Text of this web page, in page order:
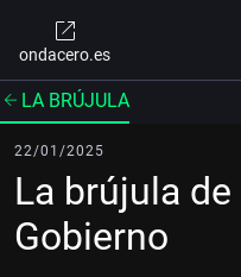
ondacero.es
LA BRÚJULA
22/01/2025
La brújula
Gobierno